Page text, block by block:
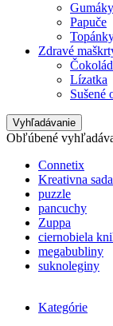
Gumáky
Papuče
Zdravé
Lízatka
Sušené
Vyhľadávanie
Obľúbené
Connetix
Kreativna sada
puzzle
pancuchy
Zuppa
ciernobiela
megabubliny
suknoleginy
Kategórie